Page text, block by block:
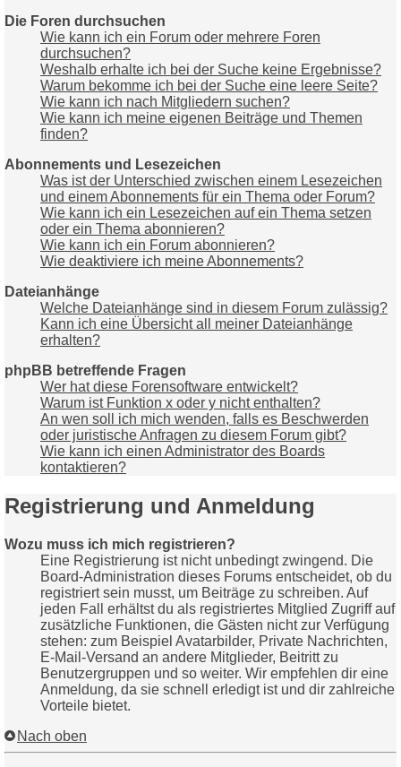
Die Foren durchsuchen
Wie kann ich ein Forum oder mehrere Foren
durchsuchen?
Weshalb erhalte ich bei der Suche keine Ergebnisse?
Warum bekomme ich bei der Suche eine leere Seite?
Wie kann ich nach Mitgliedern suchen?
Wie kann ich meine eigenen Beiträge und Themen
finden?
Abonnements und Lesezeichen
Was ist der Unterschied zwischen einem Lesezeichen
und einem Abonnements für ein Thema oder Forum?
Wie kann ich ein Lesezeichen auf ein Thema setzen
oder ein Thema abonnieren?
Wie kann ich ein Forum abonnieren?
Wie deaktiviere ich meine Abonnements?
Dateianhänge
Welche Dateianhänge sind in diesem Forum zulässig?
Kann ich eine Übersicht all meiner Dateianhänge
erhalten?
phpBB betreffende Fragen
Wer hat diese Forensoftware entwickelt?
Warum ist Funktion x oder y nicht enthalten?
An wen soll ich mich wenden, falls es Beschwerden
oder juristische Anfragen zu diesem Forum gibt?
Wie kann ich einen Administrator des Boards
kontaktieren?
Registrierung und Anmeldung
Wozu muss ich mich registrieren?
Eine Registrierung ist nicht unbedingt zwingend. Die
Board-Administration dieses Forums entscheidet, ob du
registriert sein musst, um Beiträge zu schreiben. Auf
jeden Fall erhältst du als registriertes Mitglied Zugriff auf
zusätzliche Funktionen, die Gästen nicht zur Verfügung
stehen: zum Beispiel Avatarbilder, Private Nachrichten,
E-Mail-Versand an andere Mitglieder, Beitritt zu
Benutzergruppen und so weiter. Wir empfehlen dir eine
Anmeldung, da sie schnell erledigt ist und dir zahlreiche
Vorteile bietet.
Nach oben